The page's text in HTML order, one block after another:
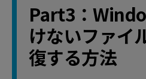
Part3：
けないファイ
復する方法